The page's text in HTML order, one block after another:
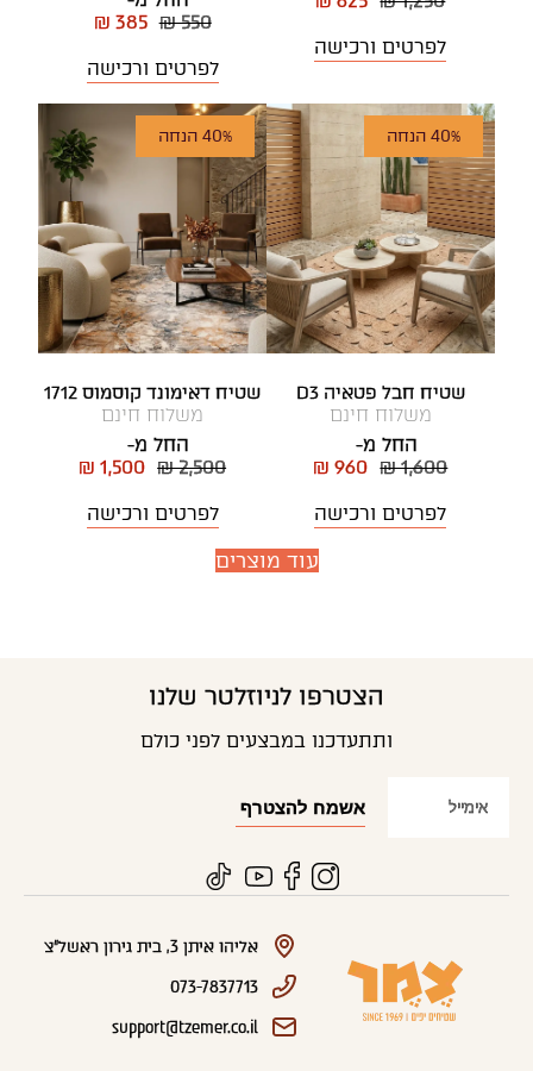
לפרטים ורכישה
₪ 550
₪ 385
לפרטים ורכישה
40% הנחה
שטיח חבל פטאיה D3
משלוח חינם
החל מ-
₪ 1,600
₪ 960
לפרטים ורכישה
40% הנחה
שטיח דאימונד קוסמוס 1712
משלוח חינם
החל מ-
₪ 2,500
₪ 1,500
לפרטים ורכישה
עוד מוצרים
הצטרפו לניוזלטר שלנו
ותתעדכנו במבצעים לפני כולם
אליהו איתן 3, בית גירון ראשל"צ
073-7837713
support@tzemer.co.il